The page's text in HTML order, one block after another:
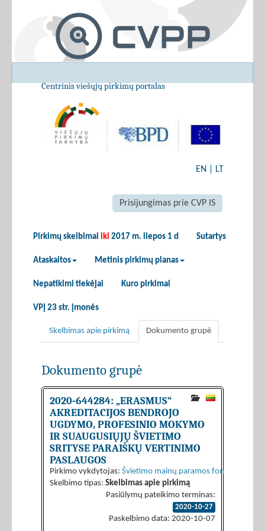
Centrinis viešųjų pirkimų portalas
EN LT
Prisijungimas prie CVP IS
Pirkimų skelbimai iki 2017 m. liepos 1 d Sutartys
Ataskaitos Metinis pirkimų planas
Nepatikimi tiekėjai Kuro pirkimai
VPĮ 23 str. įmonės
Skelbimas apie pirkimą Dokumento grupė
Dokumento grupė
2020-644284: „ERASMUS“
AKREDITACIJOS BENDROJO
UGDYMO, PROFESINIO MOKYMO
IR SUAUGUSIŲJŲ ŠVIETIMO
SRITYSE PARAIŠKŲ VERTINIMO
PASLAUGOS
Pirkimo vykdytojas: Švietimo mainų paramos fondas
Skelbimo tipas: Skelbimas apie pirkimą
Pasiūlymų pateikimo terminas:
2020-10-27
Paskelbimo data: 2020-10-07